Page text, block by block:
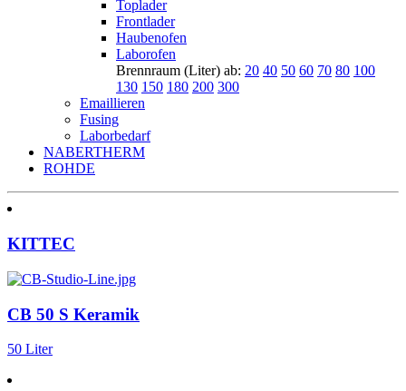
Toplader
Frontlader
Haubenofen
Laborofen
Brennraum (Liter) ab: 20 40 50 60 70 80 100
130 150 180 200 300
Emaillieren
Fusing
Laborbedarf
NABERTHERM
ROHDE
KITTEC
CB 50 S Keramik
50 Liter